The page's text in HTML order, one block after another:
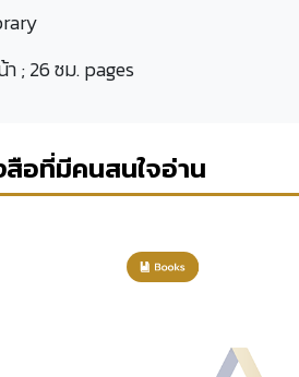
; 26 ซม. pages
สือที่มีคนสนใจอ่าน